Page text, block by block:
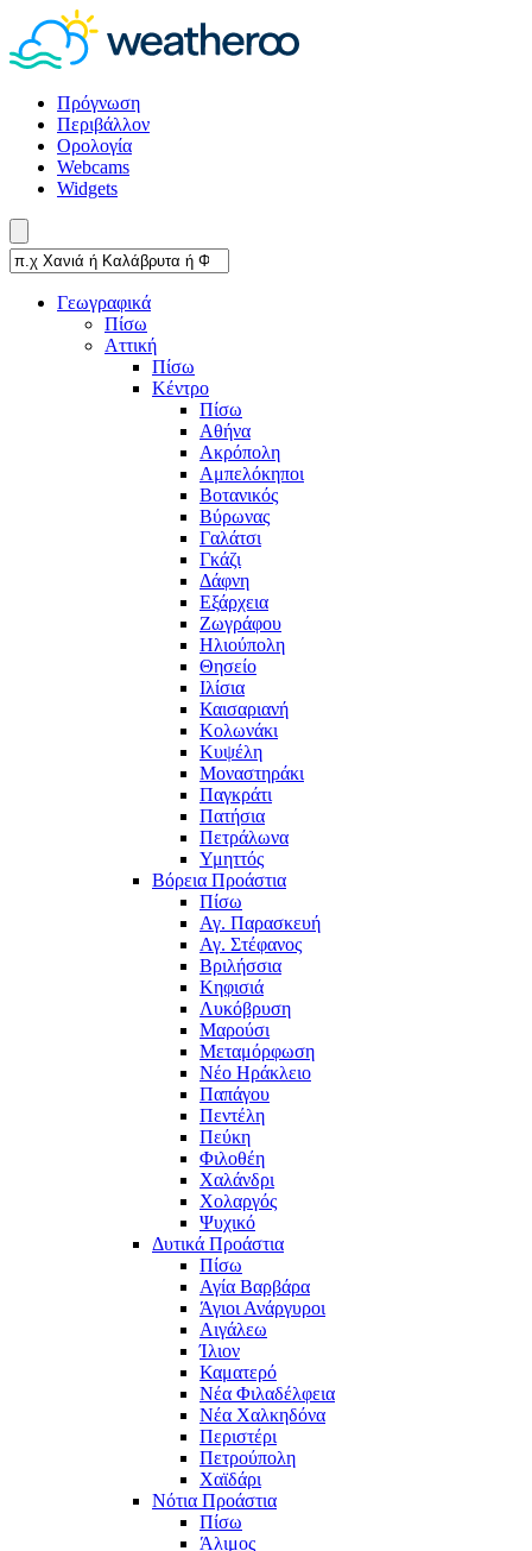
Πρόγνωση
Περιβάλλον
Ορολογία
Webcams
Widgets
Γεωγραφικά
Πίσω
Αττική
Πίσω
Κέντρο
Πίσω
Αθήνα
Ακρόπολη
Αμπελόκηποι
Βοτανικός
Βύρωνας
Γαλάτσι
Γκάζι
Δάφνη
Εξάρχεια
Ζωγράφου
Ηλιούπολη
Θησείο
Ιλίσια
Καισαριανή
Κολωνάκι
Κυψέλη
Μοναστηράκι
Παγκράτι
Πατήσια
Πετράλωνα
Υμηττός
Βόρεια Προάστια
Πίσω
Αγ. Παρασκευή
Αγ. Στέφανος
Βριλήσσια
Κηφισιά
Λυκόβρυση
Μαρούσι
Μεταμόρφωση
Νέο Ηράκλειο
Παπάγου
Πεντέλη
Πεύκη
Φιλοθέη
Χαλάνδρι
Χολαργός
Ψυχικό
Δυτικά Προάστια
Πίσω
Αγία Βαρβάρα
Άγιοι Ανάργυροι
Αιγάλεω
Ίλιον
Καματερό
Νέα Φιλαδέλφεια
Νέα Χαλκηδόνα
Περιστέρι
Πετρούπολη
Χαϊδάρι
Νότια Προάστια
Πίσω
Άλιμος